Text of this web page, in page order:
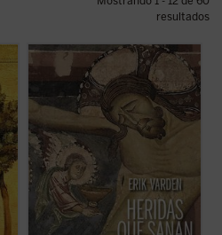
resultados
¿Qué hacer cuando el sufrimiento se
vuelve insoportable y las respuestas
convencionales ya no bastan? El monje y
obispo Erik Varden nos propone un camino.
Inspirándose en un antiguo poema
cisterciense, este libro nos invita a
contemplar ...